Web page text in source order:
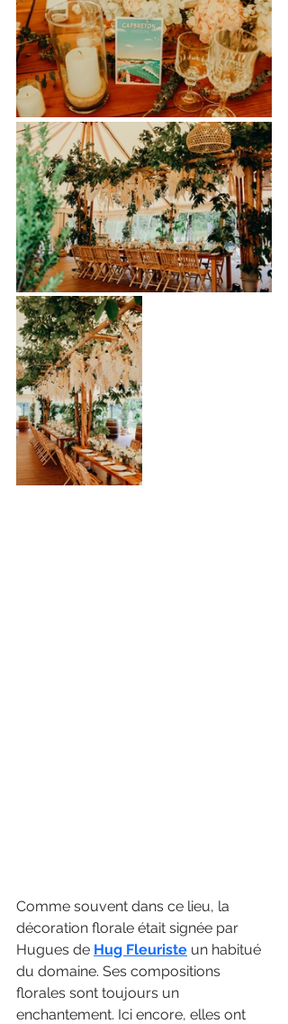
Comme souvent dans ce lieu, la
décoration florale était signée par
Hugues de Hug Fleuriste un habitué
du domaine. Ses compositions
florales sont toujours un
enchantement. Ici encore, elles ont